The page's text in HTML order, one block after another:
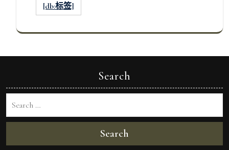
[db:标签]
Search
Search